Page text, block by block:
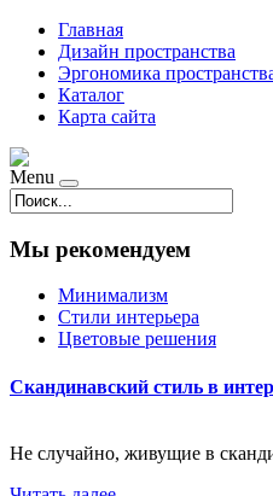
Главная
Дизайн пространства
Эргономика
Каталог
Карта сайта
Menu
Мы рекомендуем
Минимализм
Стили интерьера
Цветовые решения
Скандинавский стиль в
Не случайно, живущие в